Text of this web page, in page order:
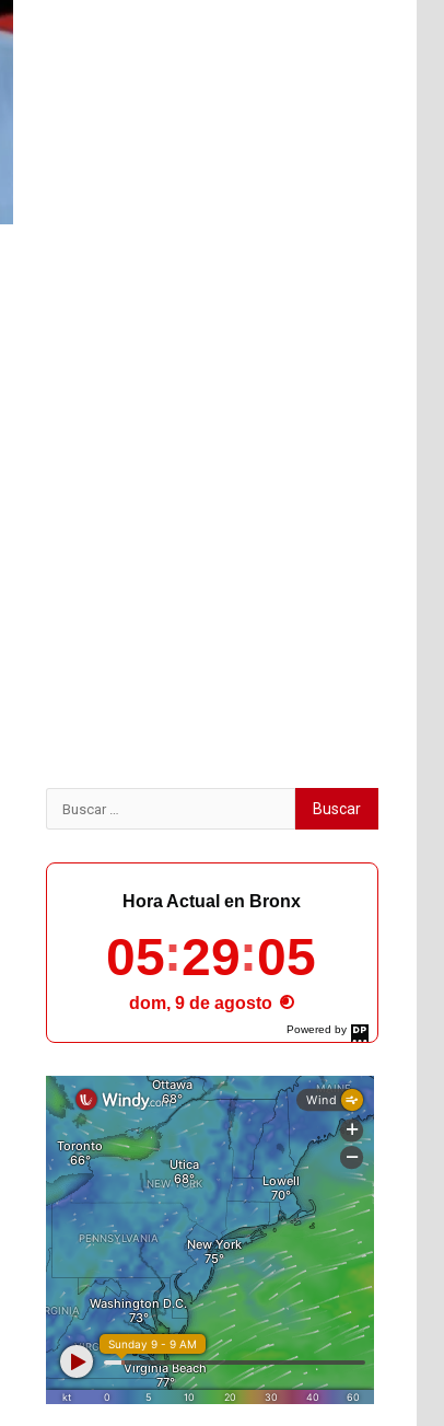
Buscar:
Powered by
DaysPedia.com
Hora Actual en Bronx
05 29 07
dom, 9 de agosto